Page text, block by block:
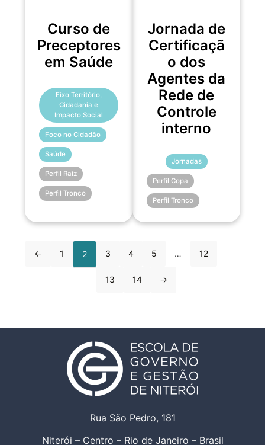
Curso de
Preceptores
em Saúde
Eixo Território,
Cidadania e
Impacto Social
Foco no Cidadão
Saúde
Perfil Raiz
Perfil Tronco
Jornada de
Certificaçã
o dos
Agentes da
Rede de
Controle
interno
Jornadas
Perfil Copa
Perfil Tronco
← 1 2 3 4 5 … 12
13 14 →
Rua São Pedro, 181
Niterói – Centro – Rio de Janeiro – Brasil